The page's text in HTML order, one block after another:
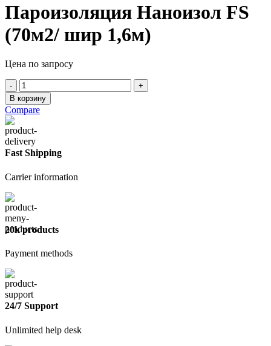
Пароизоляция Наноизол FS
(70м2/ шир 1,6м)
Цена по запросу
Количество
товара
Пароизоляция
Наноизол
FS
70м2
В корзину
Compare
Fast Shipping
Carrier information
20k products
Payment methods
24/7 Support
Unlimited help desk